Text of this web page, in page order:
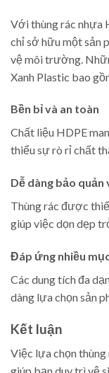
Với thùng rác nhựa
chỉ sở hữu một sản
vệ môi trường.
Xanh Plastic bao
Bền bỉ và an toàn
Chất liệu HDPE
thiểu sự rò rỉ chất
Dễ dàng bảo quản
Thùng rác được
giúp việc dọn dẹp
Đáp ứng nhiều
Các dung tích đa
dàng lựa chọn sản
Kết luận
Việc lựa chọn